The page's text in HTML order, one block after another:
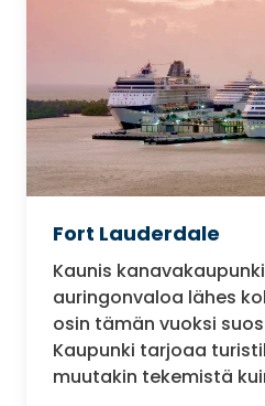
Fort Lauderdale
Kaunis
auringonvaloa lähes
osin tämän vuoksi
Kaupunki tarjoaa
muutakin tekemistä